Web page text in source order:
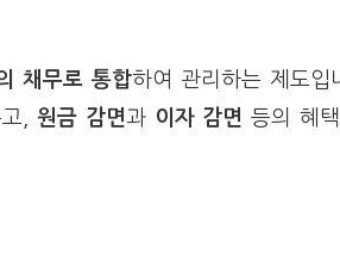
채무로 통합하여 관리하는 제도입
고,원금 감면과 이자 감면 등의 혜